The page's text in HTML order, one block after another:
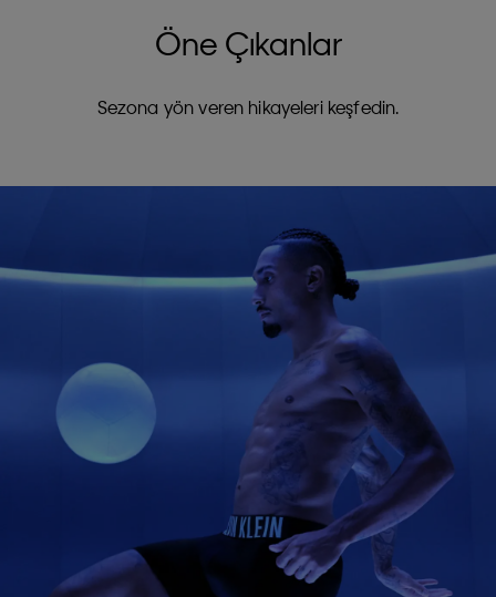
Öne Çıkanlar
Sezona yön veren hikayeleri keşfedin.